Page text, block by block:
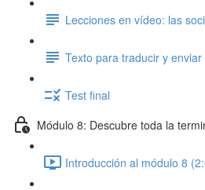
Lecciones en vídeo: las
Texto para traducir y
Test final
Módulo 8: Descubre toda la
Introducción al módulo 8